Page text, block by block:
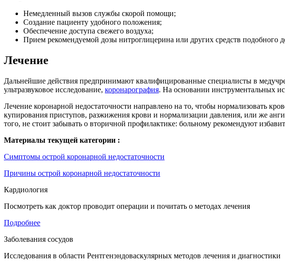
Немедленный вызов службы скорой помощи;
Создание пациенту удобного положения;
Обеспечение доступа свежего воздуха;
Прием рекомендуемой дозы нитроглицерина или других средств подобного
Лечение
Дальнейшие действия предпринимают квалифицированные специалисты в
ультразвуковое исследование, коронарография. На основании инструментальных
Лечение коронарной недостаточности направлено на то, чтобы нормализовать
купирования приступов, разжижения крови и нормализации давления, или же
того, не стоит забывать о вторичной профилактике: больному рекомендуют
Материалы текущей категории :
Симптомы острой коронарной недостаточности
Причины острой коронарной недостаточности
Кардиология
Посмотреть как доктор проводит операции и почитать о методах лечения
Подробнее
Заболевания сосудов
Исследования в области Рентгенэндоваскулярных методов лечения и диагностики